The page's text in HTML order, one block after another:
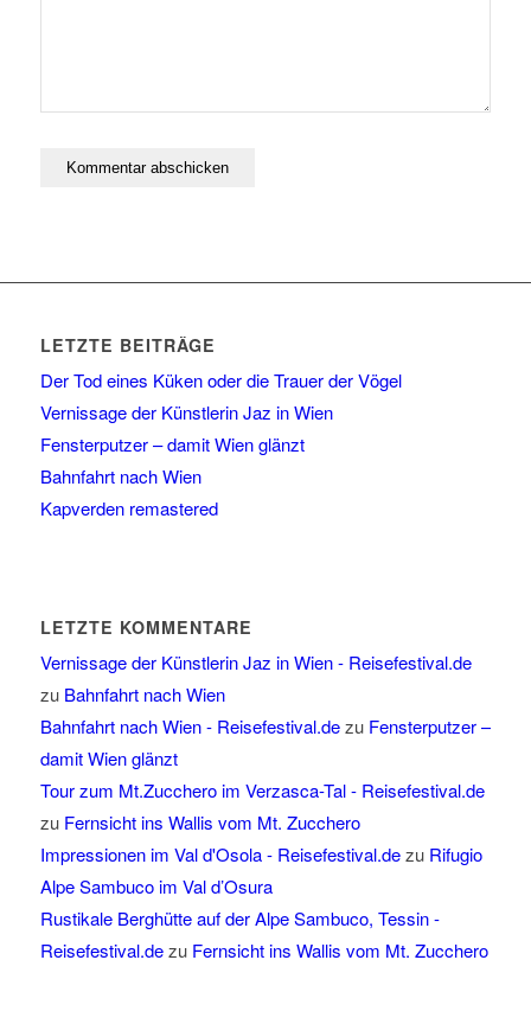
LETZTE BEITRÄGE
Der Tod eines Küken oder die Trauer der Vögel
Vernissage der Künstlerin Jaz in Wien
Fensterputzer – damit Wien glänzt
Bahnfahrt nach Wien
Kapverden remastered
LETZTE KOMMENTARE
Vernissage der Künstlerin Jaz in Wien - Reisefestival.de
zu Bahnfahrt nach Wien
Bahnfahrt nach Wien - Reisefestival.dezu Fensterputzer –
damit Wien glänzt
Tour zum Mt.Zucchero im Verzasca-Tal - Reisefestival.de
zu Fernsicht ins Wallis vom Mt. Zucchero
Impressionen im Val d'Osola - Reisefestival.dezu Rifugio
Alpe Sambuco im Val d’Osura
Rustikale Berghütte auf der Alpe Sambuco, Tessin -
Reisefestival.dezu Fernsicht ins Wallis vom Mt. Zucchero